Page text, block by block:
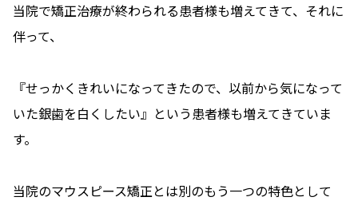
当院で矯正治療が終わられる患者様も増えてきて、それに
伴って、
『せっかくきれいになってきたので、以前から気になって
いた銀歯を白くしたい』という患者様も増えてきていま
す。
当院のマウスピース矯正とは別のもう一つの特色として